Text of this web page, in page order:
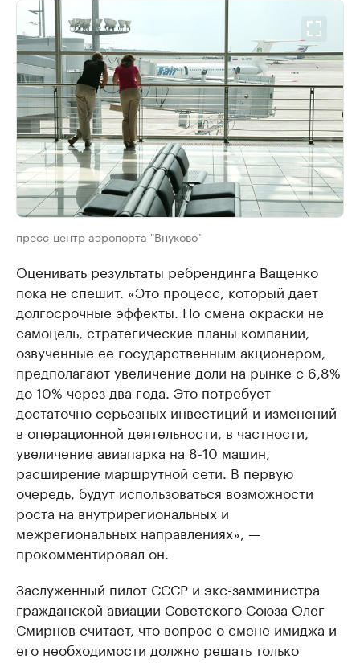
пресс-центр аэропорта "Внуково"
Оценивать результаты ребрендинга Ващенко
пока не спешит. «Это процесс, который дает
долгосрочные эффекты. Но смена окраски не
самоцель, стратегические планы компании,
озвученные ее государственным акционером,
предполагают увеличение доли на рынке с 6,8%
до 10% через два года. Это потребует
достаточно серьезных инвестиций и изменений
в операционной деятельности, в частности,
увеличение авиапарка на 8-10 машин,
расширение маршрутной сети. В первую
очередь, будут использоваться возможности
роста на внутрирегиональных и
межрегиональных направлениях», —
прокомментировал он.
Заслуженный пилот СССР и экс-замминистра
гражданской авиации Советского Союза Олег
Смирнов считает, что вопрос о смене имиджа и
его необходимости должно решать только